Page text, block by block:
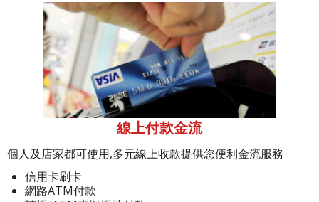
線上付款金流
個人及店家都可使用,多元線上收款提供您便利金流服務
信用卡刷卡
網路ATM付款